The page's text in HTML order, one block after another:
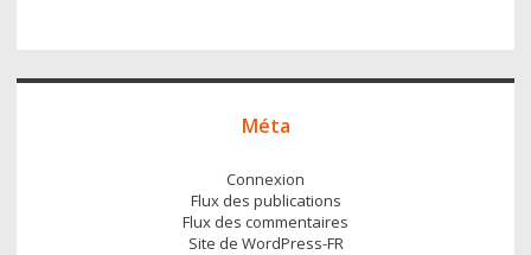
Méta
Connexion
Flux des publications
Flux des commentaires
Site de WordPress-FR